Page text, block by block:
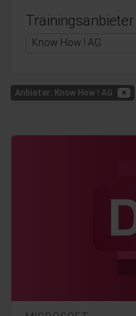
Trainingsanbieter
Know How ! AG
Anbieter: Know How ! AG ×